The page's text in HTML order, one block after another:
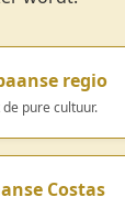
regio
pure cultuur.
Costas